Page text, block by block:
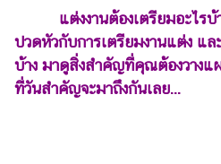
บันเทิง
รูปภาพ
ดู
แต่งงานต้องเตรียมอะไรบ้า
ปวดหัวกับการเตรียมงานแต่ง แล
บ้าง มาดูสิ่งสำคัญที่คุณต้องวาง
ที่วันสำคัญจะมาถึงกันเลย...